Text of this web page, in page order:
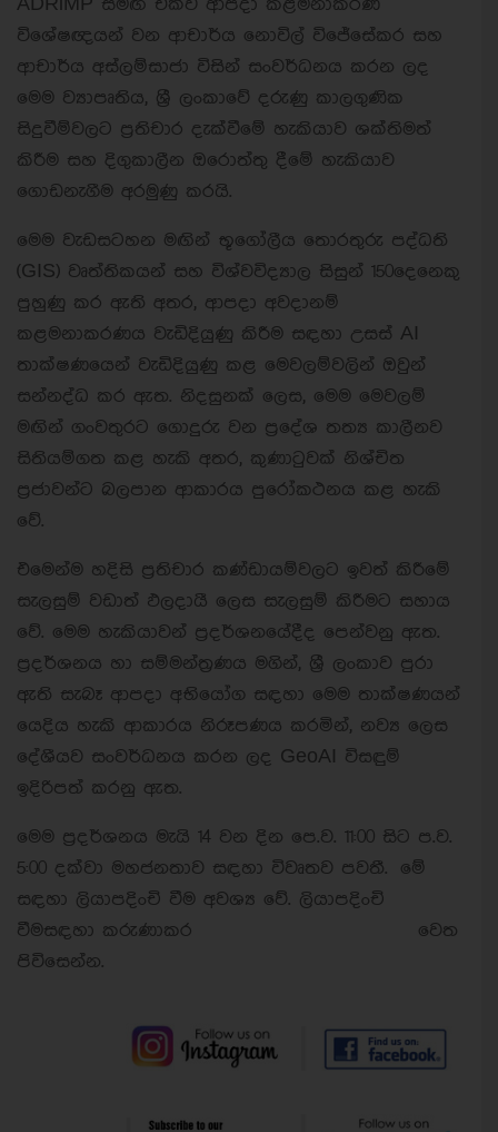
ADRiMP සමඟ එක්ව ආපදා කළමනාකරණ
විශේෂඥයන් වන ආචාර්ය නොවිල් විජේසේකර සහ
ආචාර්ය අස්ලම්සාජා විසින් සංවර්ධනය කරන ලද
මෙම ව්‍යාපෘතිය, ශ්‍රී ලංකාවේ දරුණු කාලගුණික
සිදුවීම්වලට ප්‍රතිචාර දැක්වීමේ හැකියාව ශක්තිමත්
කිරීම සහ දිගුකාලීන ඔරොත්තු දීමේ හැකියාව
ගොඩනැගීම අරමුණු කරයි.
මෙම වැඩසටහන මඟින් භූගෝලීය තොරතුරු පද්ධති
(GIS) වෘත්තිකයන් සහ විශ්වවිද්‍යාල සිසුන් 150දෙනෙකු
පුහුණු කර ඇති අතර, ආපදා අවදානම්
කළමනාකරණය වැඩිදියුණු කිරීම සඳහා උසස් AI
තාක්ෂණයෙන් වැඩිදියුණු කළ මෙවලම්වලින් ඔවුන්
සන්නද්ධ කර ඇත. නිදසුනක් ලෙස, මෙම මෙවලම්
මඟින් ගංවතුරට ගොදුරු වන ප්‍රදේශ තත්‍ය කාලීනව
සිතියම්ගත කළ හැකි අතර, කුණාටුවක් නිශ්චිත
ප්‍රජාවන්ට බලපාන ආකාරය පුරෝකථනය කළ හැකි
වේ.
එමෙන්ම හදිසි ප්‍රතිචාර කණ්ඩායම්වලට ඉවත් කිරීමේ
සැලසුම් වඩාත් ඵලදායී ලෙස සැලසුම් කිරීමට සහාය
වේ. මෙම හැකියාවන් ප්‍රදර්ශනයේදීද පෙන්වනු ඇත.
ප්‍රදර්ශනය හා සම්මන්ත්‍රණය මගින්, ශ්‍රී ලංකාව පුරා
ඇති සැබෑ ආපදා අභියෝග සඳහා මෙම තාක්ෂණයන්
යෙදිය හැකි ආකාරය නිරූපණය කරමින්, නව්‍ය ලෙස
දේශීයව සංවර්ධනය කරන ලද GeoAI විසඳුම්
ඉදිරිපත් කරනු ඇත.
මෙම ප්‍රදර්ශනය මැයි 14 වන දින පෙ.ව. 11:00 සිට ප.ව.
5:00 දක්වා මහජනතාව සඳහා විවෘතව පවතී. මේ
සඳහා ලියාපදිංචි වීම අවශ්‍ය වේ. ලියාපදිංචි
වීමසඳහා කරුණාකර
වෙත
පිවිසෙන්න.